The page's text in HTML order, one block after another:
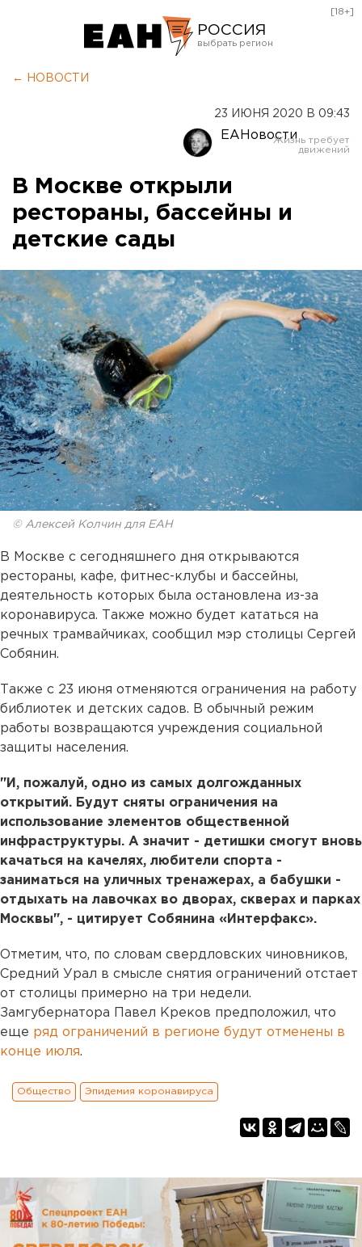
РОССИЯ
Оренбург
[18+]
← НОВОСТИ
23 ИЮНЯ 2020 В 09:43
ЕАНовости
В Москве открыли
рестораны, бассейны и
детские сады
© Алексей Колчин для ЕАН
В Москве с сегодняшнего дня открываются
рестораны, кафе, фитнес-клубы и бассейны,
деятельность которых была остановлена из-за
коронавируса. Также можно будет кататься на
речных трамвайчиках, сообщил мэр столицы Сергей
Собянин.
Также с 23 июня отменяются ограничения на работу
библиотек и детских садов. В обычный режим
работы возвращаются учреждения социальной
защиты населения.
"И, пожалуй, одно из самых долгожданных
открытий. Будут сняты ограничения на
использование элементов общественной
инфраструктуры. А значит - детишки смогут вновь
качаться на качелях, любители спорта -
заниматься на уличных тренажерах, а бабушки -
отдыхать на лавочках во дворах, скверах и парках
Москвы", - цитирует Собянина «Интерфакс».
Отметим, что, по словам свердловских чиновников,
Средний Урал в смысле снятия ограничений отстает
от столицы примерно на три недели.
Замгубернатора Павел Креков предположил, что
еще ряд ограничений в регионе будут отменены в
конце июля.
Общество Эпидемия коронавируса